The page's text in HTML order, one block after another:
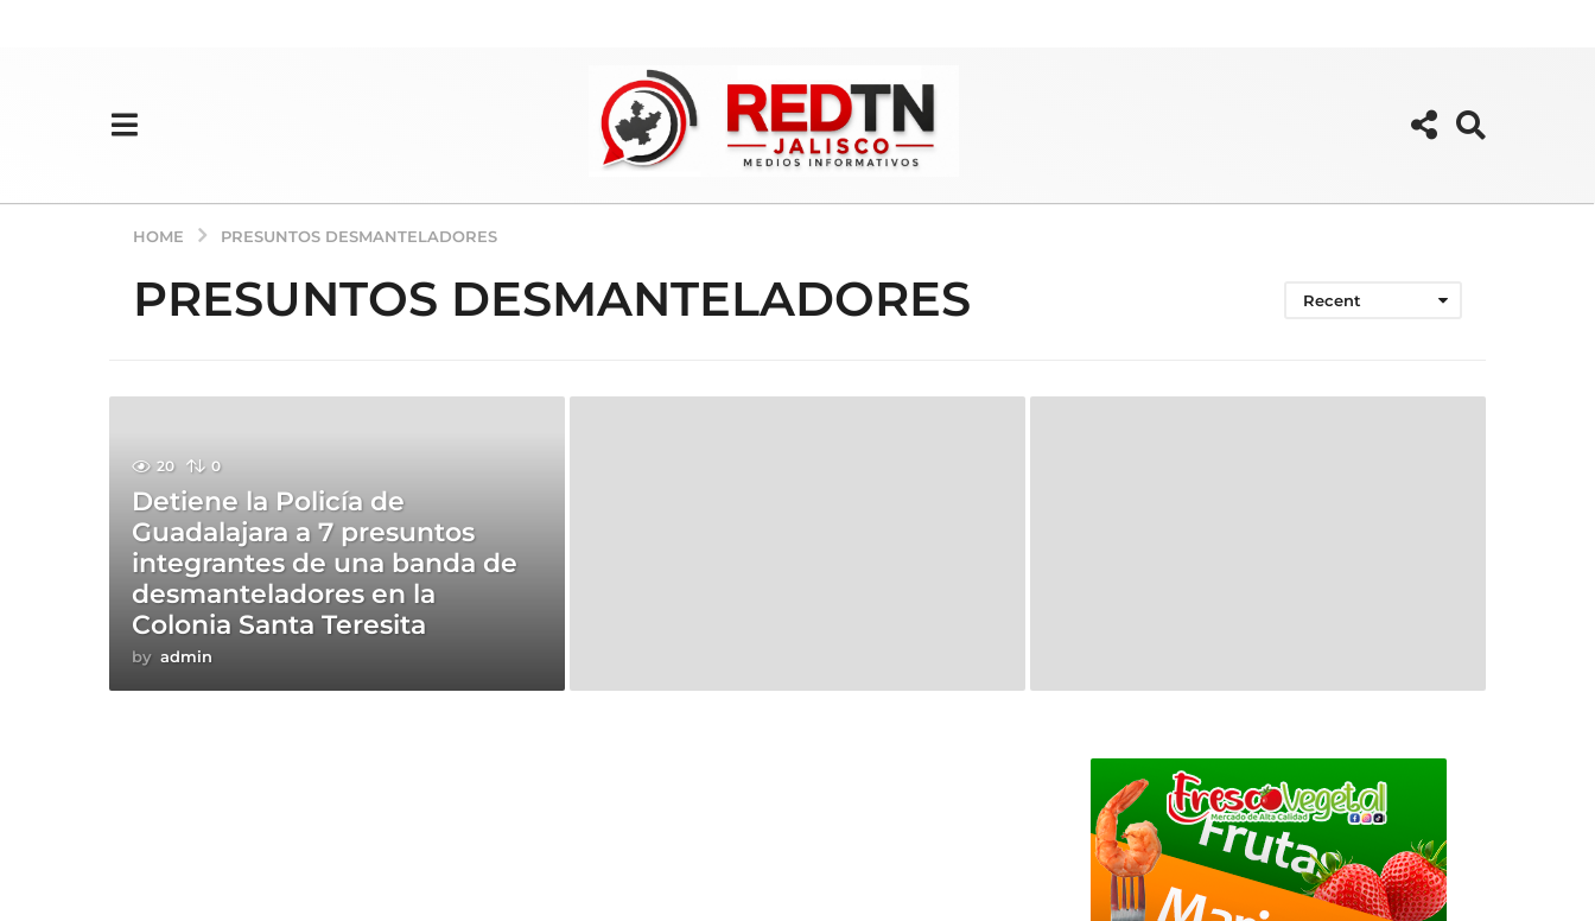
HOME PRESUNTOS DESMANTELADORES
PRESUNTOS DESMANTELADORES Recent
20 0
Detiene la Policía de
Guadalajara a 7 presuntos
integrantes de una banda de
desmanteladores en la
Colonia Santa Teresita
by admin